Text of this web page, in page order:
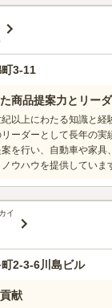
3-11
商品提案力とリー
以上にわたる知識と経
ーダーとして長年の実
を行い、自動車や家具
ウハウを提供していま
イ
2-3-6川島ビル
献